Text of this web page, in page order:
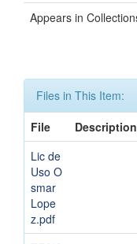
Appears in
Files in This Item:
File
Description
Lic de
Uso O
smar
Lope
z.pdf